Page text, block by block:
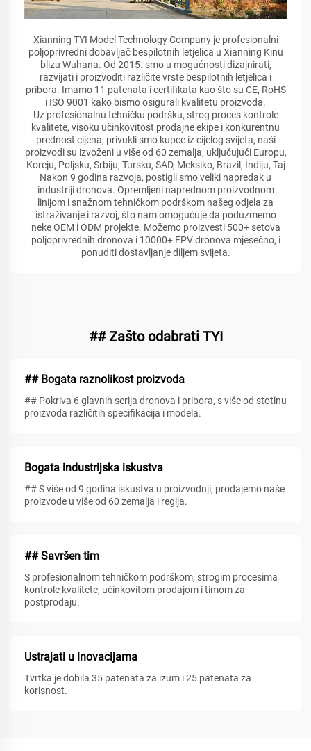
Xianning TYI Model Technology Company je profesionalni
poljoprivredni dobavljač bespilotnih letjelica u Xianning Kinu
blizu Wuhana. Od 2015. smo u mogućnosti dizajnirati,
razvijati i proizvoditi različite vrste bespilotnih letjelica i
pribora. Imamo 11 patenata i certifikata kao što su CE, RoHS
i ISO 9001 kako bismo osigurali kvalitetu proizvoda.
Uz profesionalnu tehničku podršku, strog proces kontrole
kvalitete, visoku učinkovitost prodajne ekipe i konkurentnu
prednost cijena, privukli smo kupce iz cijelog svijeta, naši
proizvodi su izvoženi u više od 60 zemalja, uključujući Europu,
Koreju, Poljsku, Srbiju, Tursku, SAD, Meksiko, Brazil, Indiju, Taj
Nakon 9 godina razvoja, postigli smo veliki napredak u
industriji dronova. Opremljeni naprednom proizvodnom
linijom i snažnom tehničkom podrškom našeg odjela za
istraživanje i razvoj, što nam omogućuje da poduzmemo
neke OEM i ODM projekte. Možemo proizvesti 500+ setova
poljoprivrednih dronova i 10000+ FPV dronova mjesečno, i
ponuditi dostavljanje diljem svijeta.
## Zašto odabrati TYI
## Bogata raznolikost proizvoda
## Pokriva 6 glavnih serija dronova i pribora, s više od stotinu
proizvoda različitih specifikacija i modela.
Bogata industrijska iskustva
## S više od 9 godina iskustva u proizvodnji, prodajemo naše
proizvode u više od 60 zemalja i regija.
## Savršen tim
S profesionalnom tehničkom podrškom, strogim procesima
kontrole kvalitete, učinkovitom prodajom i timom za
postprodaju.
Ustrajati u inovacijama
Tvrtka je dobila 35 patenata za izum i 25 patenata za
korisnost.